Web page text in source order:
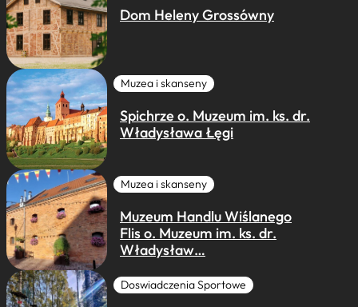
Dom Heleny Grossówny
Muzea i skanseny
Spichrze o. Muzeum im. ks. dr.
Władysława Łęgi
Muzea i skanseny
Muzeum Handlu Wiślanego
Flis o. Muzeum im. ks. dr.
Władysław…
Doswiadczenia Sportowe